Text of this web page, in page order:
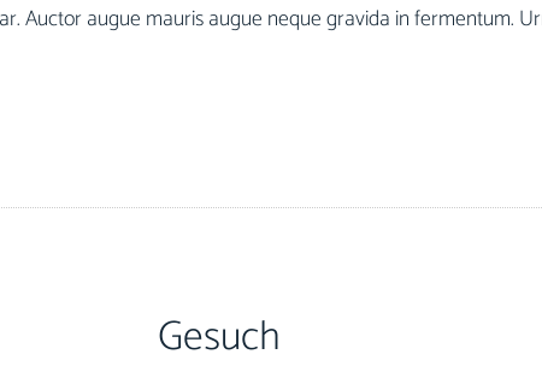
Auctor augue mauris augue neque gravida in fermentum.
Gesuch